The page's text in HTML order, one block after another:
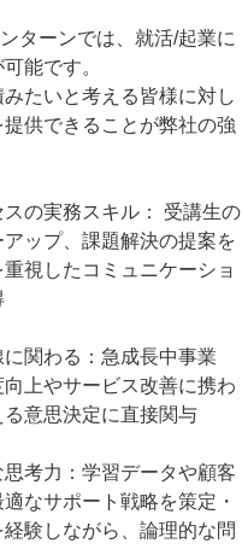
ターンでは、就活/起業に
能です。
たいと考える皆様に対し
供できることが弊社の強
スの実務スキル： 受講生の
ップ、課題解決の提案を
視したコミュニケーショ
に関わる：急成長中事業
上やサービス改善に携わ
意思決定に直接関与
思考力：学習データや顧客
なサポート戦略を策定・
験しながら、論理的な問